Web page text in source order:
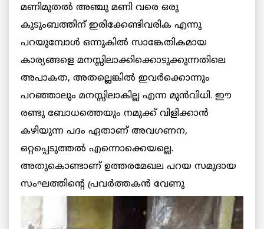
മണിമുതല്‍ അഞ്ചു മണി വരെ ഒരു
കുടുംബത്തിന് ഇരിക്കേണ്ടിവരിക എന്നു
പറയുമ്പോള്‍ ഒന്നുകില്‍ സാങ്കേതികമായ
കാര്യങ്ങളെ മനസ്സിലാക്കിക്കൊടുക്കുന്നതിലെ
അപാകത, അതല്ലെങ്കില്‍ ഇവര്‍ക്കൊന്നും
പറഞ്ഞാലും മനസ്സിലാകില്ല എന്ന മുന്‍വിധി. ഈ
രണ്ടു ബോധത്തെയും നമുക്ക് വിളിക്കാന്‍
കഴിയുന്ന പദം ഏതാണ് അവഗണന,
ഒറ്റപ്പെടുത്തല്‍ എന്നൊക്കെയല്ലെ.
അതുകൊണ്ടാണ് ഉത്തരമേഖല പറയ സമുദായ
സംഘത്തിന്റെ പ്രവര്‍ത്തകന്‍ വേണു